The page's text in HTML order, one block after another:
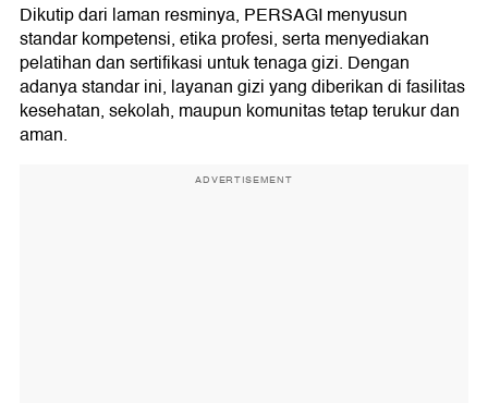
Dikutip dari laman resminya, PERSAGI menyusun
standar kompetensi, etika profesi, serta menyediakan
pelatihan dan sertifikasi untuk tenaga gizi. Dengan
adanya standar ini, layanan gizi yang diberikan di fasilitas
kesehatan, sekolah, maupun komunitas tetap terukur dan
aman.
ADVERTISEMENT